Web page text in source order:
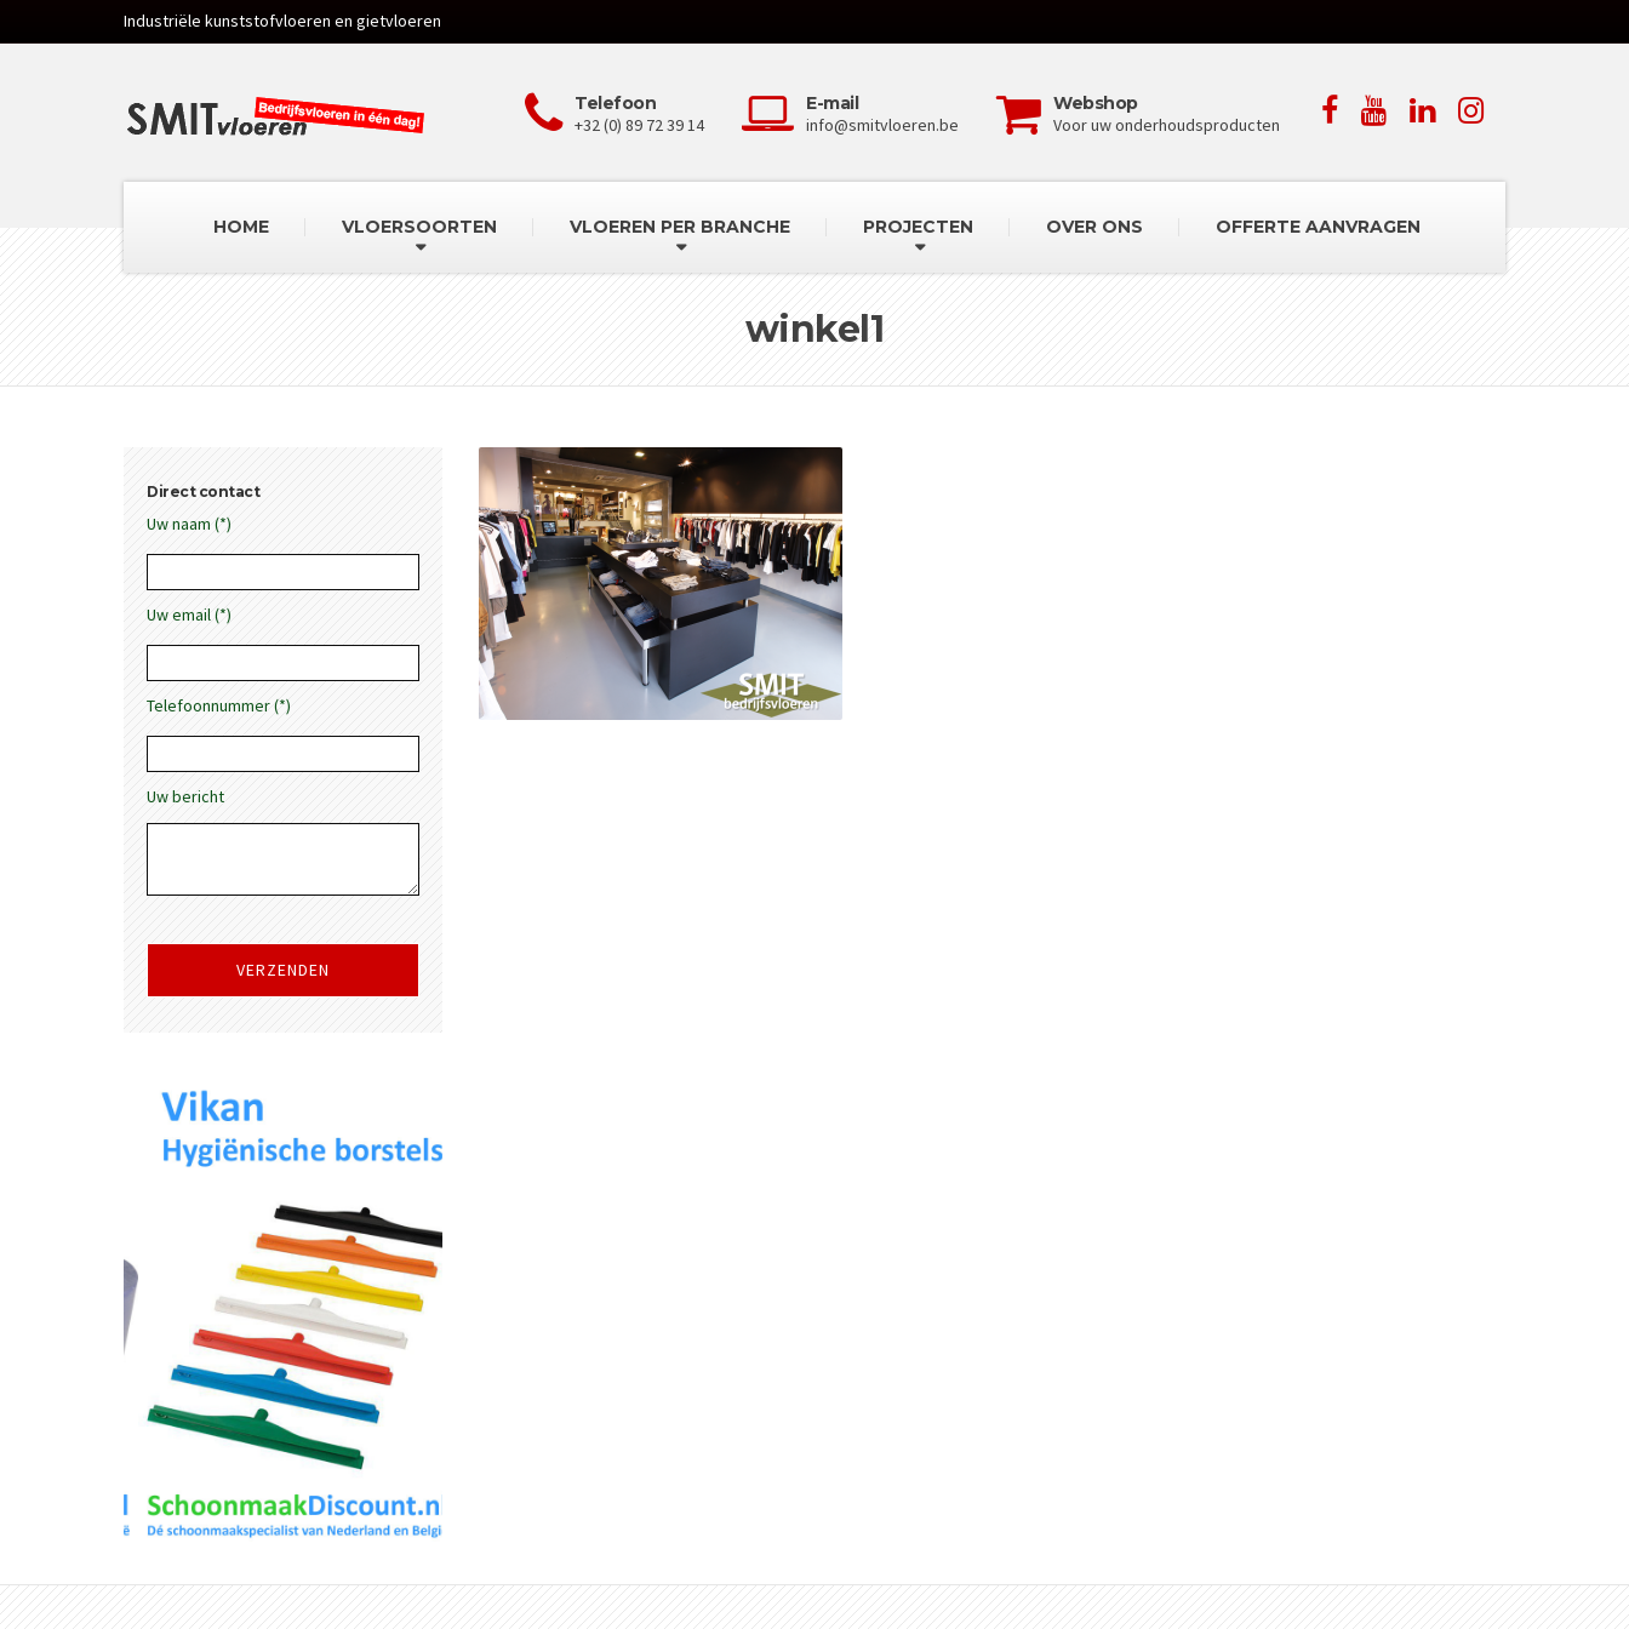
Industriële kunststofvloeren en gietvloeren
Telefoon
+32 (0) 89 72 39 14
E-mail
info@smitvloeren.be
Webshop
Voor uw onderhoudsproducten
HOME VLOERSOORTEN VLOEREN PER BRANCHE PROJECTEN OVER ONS OFFERTE AANVRAGEN
winkel1
Direct contact
Uw naam (*)
Uw email (*)
Telefoonnummer (*)
Uw bericht